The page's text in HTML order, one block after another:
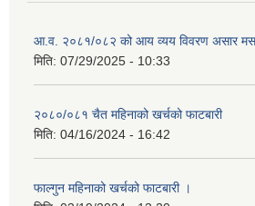
आ.व. २०८१/०८२ को आय व्यय विवरण असार
मिति: 07/29/2025 - 10:33
२०८०/०८१ चैत महिनाको खर्चको फाटबारी
मिति: 04/16/2024 - 16:42
फाल्गुन महिनाको खर्चको फाटबारी ।